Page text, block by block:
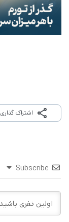
اشتراک گذاری
Subscribe